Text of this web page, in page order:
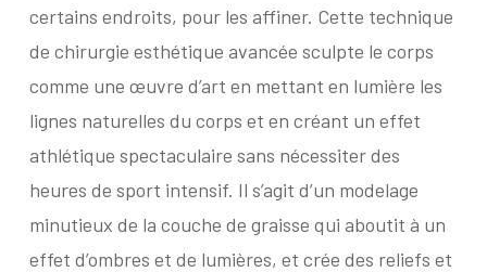
certains endroits, pour les affiner. Cette technique
de chirurgie esthétique avancée sculpte le corps
comme une œuvre d’art en mettant en lumière les
lignes naturelles du corps et en créant un effet
athlétique spectaculaire sans nécessiter des
heures de sport intensif. Il s’agit d’un modelage
minutieux de la couche de graisse qui aboutit à un
effet d’ombres et de lumières, et crée des reliefs et